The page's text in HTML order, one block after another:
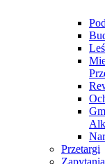
Przetargi